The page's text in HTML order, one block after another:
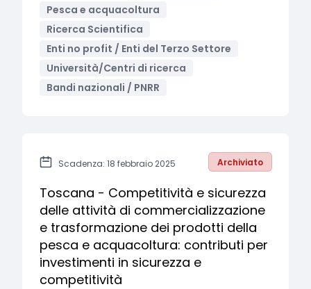
Pesca e acquacoltura
Ricerca Scientifica
Enti no profit / Enti del Terzo Settore
Università/Centri di ricerca
Bandi nazionali / PNRR
Scadenza: 18 febbraio 2025 Archiviato
Toscana - Competitività e sicurezza
delle attività di commercializzazione
e trasformazione dei prodotti della
pesca e acquacoltura: contributi per
investimenti in sicurezza e
competitività